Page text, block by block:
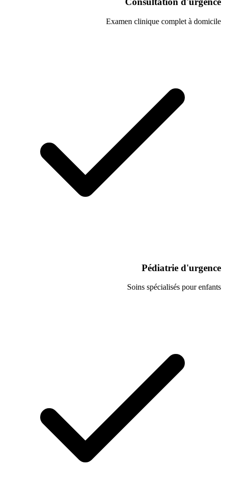
Examen clinique
Soins